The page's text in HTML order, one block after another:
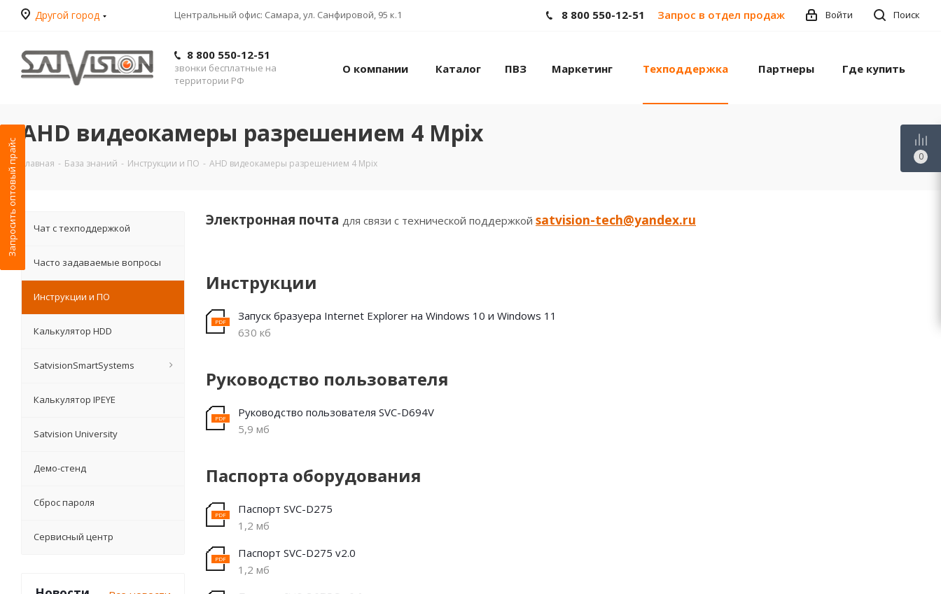
Другой город Центральный офис: Самара, ул. Санфировой, 95 к.1 Поиск
Войти
8 800 550-12-51 Запрос в отдел продаж
8 800 550-12-51
звонки бесплатные на
территории РФ
О компании Каталог ПВЗ Маркетинг Техподдержка Партнеры Где купить
AHD видеокамеры разрешением 4 Mpix
Главная - База знаний - Инструкции и ПО - AHD видеокамеры разрешением 4 Mpix
Электронная почта для связи с технической поддержкой satvision-tech@yandex.ru
Инструкции
Запуск бразуера Internet Explorer на Windows 10 и Windows 11
630 кб
Руководство пользователя
Руководство пользователя SVC-D694V
5,9 мб
Паспорта оборудования
Паспорт SVC-D275
1,2 мб
Паспорт SVC-D275 v2.0
1,2 мб
Чат с техподдержкой
Часто задаваемые вопросы
Инструкции и ПО
Калькулятор HDD
SatvisionSmartSystems
Калькулятор IPEYE
Satvision University
Демо-стенд
Сброс пароля
Сервисный центр
Запросить оптовый прайс 0